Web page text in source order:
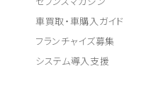
車買取・車購入ガイド
フランチャイズ募集
システム導入支援